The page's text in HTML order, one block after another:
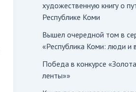
художественную книгу о
Республике Коми
Вышел очередной том в
«Республика Коми: люди и
Победа в конкурсе
ленты»»